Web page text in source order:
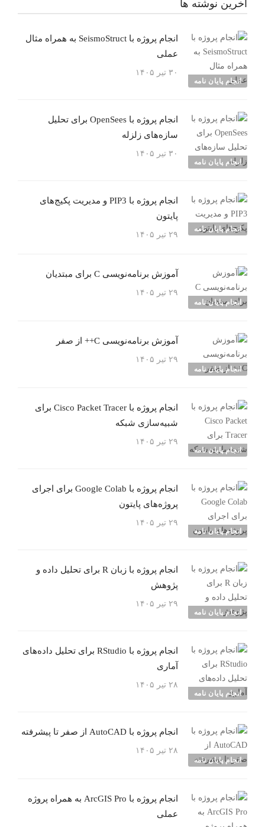
آخرین نوشته ها
انجام پایان نامه
انجام پروژه با SeismoStruct به همراه مثال
عملی
۳۰ تیر ۱۴۰۵
انجام پایان نامه
انجام پروژه با OpenSees برای تحلیل
سازه‌های زلزله
۳۰ تیر ۱۴۰۵
انجام پایان نامه
انجام پروژه با PIP3 و مدیریت پکیج‌های
پایتون
۲۹ تیر ۱۴۰۵
انجام پایان نامه
آموزش برنامه‌نویسی C برای مبتدیان
۲۹ تیر ۱۴۰۵
انجام پایان نامه
آموزش برنامه‌نویسی C++ از صفر
۲۹ تیر ۱۴۰۵
انجام پایان نامه
انجام پروژه با Cisco Packet Tracer برای
شبیه‌سازی شبکه
۲۹ تیر ۱۴۰۵
انجام پایان نامه
انجام پروژه با Google Colab برای اجرای
پروژه‌های پایتون
۲۹ تیر ۱۴۰۵
انجام پایان نامه
انجام پروژه با زبان R برای تحلیل داده و
پژوهش
۲۹ تیر ۱۴۰۵
انجام پایان نامه
انجام پروژه با RStudio برای تحلیل داده‌های
آماری
۲۸ تیر ۱۴۰۵
انجام پایان نامه
انجام پروژه با AutoCAD از صفر تا پیشرفته
۲۸ تیر ۱۴۰۵
انجام پروژه با ArcGIS Pro به همراه پروژه
عملی